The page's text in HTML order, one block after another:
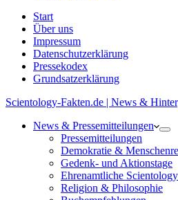
Start
Über uns
Impressum
Datenschutzerklärung
Pressekodex
Grundsatzerklärung
Scientology-Fakten.de | News &
News & Pressemitteilungen
Pressemitteilungen
Demokratie &
Gedenk- und Aktionstage
Ehrenamtliche
Religion & Philosophie